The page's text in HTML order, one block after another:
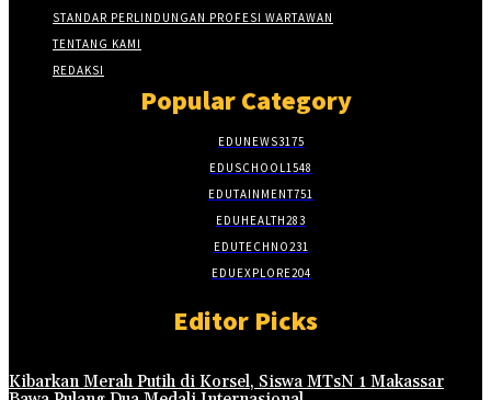
STANDAR PERLINDUNGAN PROFESI WARTAWAN
TENTANG KAMI
REDAKSI
Popular Category
EDUNEWS3175
EDUSCHOOL1548
EDUTAINMENT751
EDUHEALTH283
EDUTECHNO231
EDUEXPLORE204
Editor Picks
Kibarkan Merah Putih di Korsel, Siswa MTsN 1 Makassar